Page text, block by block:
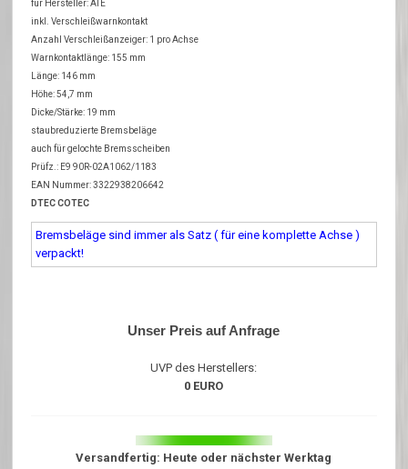
für Hersteller: ATE
inkl. Verschleißwarnkontakt
Anzahl Verschleißanzeiger: 1 pro Achse
Warnkontaktlänge: 155 mm
Länge: 146 mm
Höhe: 54,7 mm
Dicke/Stärke: 19 mm
staubreduzierte Bremsbeläge
auch für gelochte Bremsscheiben
Prüfz.: E9 90R-02A1062/1183
EAN Nummer: 3322938206642
DTEC COTEC
Bremsbeläge sind immer als Satz ( für eine komplette Achse )
verpackt!
Unser Preis auf Anfrage
UVP des Herstellers:
0 EURO
Versandfertig: Heute oder nächster Werktag